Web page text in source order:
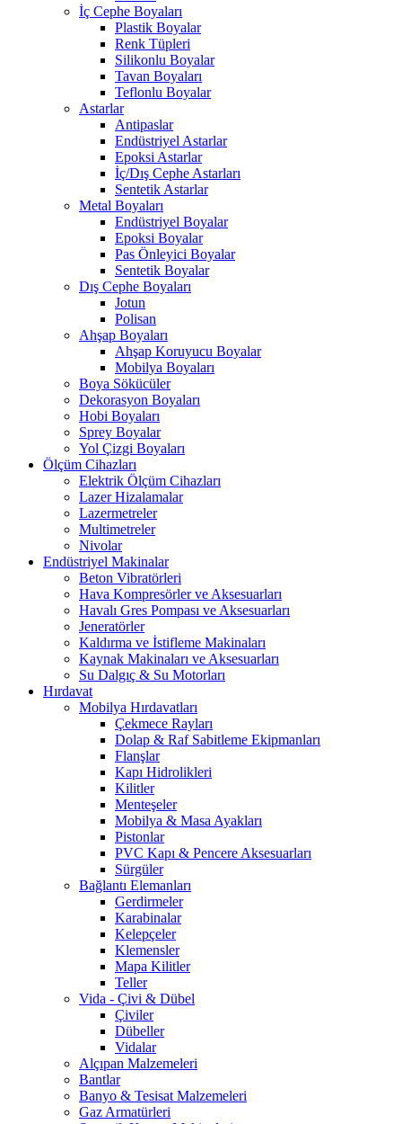
İç Cephe Boyaları
Plastik Boyalar
Renk Tüpleri
Silikonlu Boyalar
Tavan Boyaları
Teflonlu Boyalar
Astarlar
Antipaslar
Endüstriyel Astarlar
Epoksi Astarlar
İç/Dış Cephe Astarları
Sentetik Astarlar
Metal Boyaları
Endüstriyel Boyalar
Epoksi Boyalar
Pas Önleyici Boyalar
Sentetik Boyalar
Dış Cephe Boyaları
Jotun
Polisan
Ahşap Boyaları
Ahşap Koruyucu Boyalar
Mobilya Boyaları
Boya Sökücüler
Dekorasyon Boyaları
Hobi Boyaları
Sprey Boyalar
Yol Çizgi Boyaları
Ölçüm Cihazları
Elektrik Ölçüm Cihazları
Lazer Hizalamalar
Lazermetreler
Multimetreler
Nivolar
Endüstriyel Makinalar
Beton Vibratörleri
Hava Kompresörler ve Aksesuarları
Havalı Gres Pompası ve Aksesuarları
Jeneratörler
Kaldırma ve İstifleme Makinaları
Kaynak Makinaları ve Aksesuarları
Su Dalgıç & Su Motorları
Hırdavat
Mobilya Hırdavatları
Çekmece Rayları
Dolap & Raf Sabitleme Ekipmanları
Flanşlar
Kapı Hidrolikleri
Kilitler
Menteşeler
Mobilya & Masa Ayakları
Pistonlar
PVC Kapı & Pencere Aksesuarları
Sürgüler
Bağlantı Elemanları
Gerdirmeler
Karabinalar
Kelepçeler
Klemensler
Mapa Kilitler
Teller
Vida - Çivi & Dübel
Çiviler
Dübeller
Vidalar
Alçıpan Malzemeleri
Bantlar
Banyo & Tesisat Malzemeleri
Gaz Armatürleri